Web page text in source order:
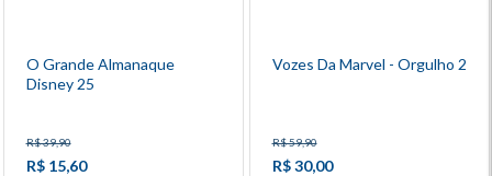
O Grande Almanaque
Disney 25
R$ 39,90
R$ 15,60
Vozes Da Marvel - Orgulho 2
R$ 59,90
R$ 30,00